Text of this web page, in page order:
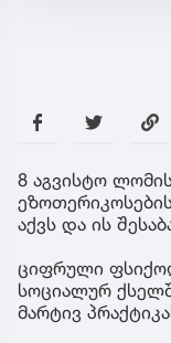
8 აგვისტო
აქვს და ის
ციფრული
სოციალურ
მარტივ